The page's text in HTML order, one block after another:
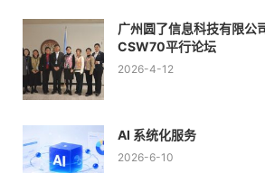
广州圆了信息科技有限公
CSW70平行论坛
2026-4-12
AI 系统化服务
2026-6-10